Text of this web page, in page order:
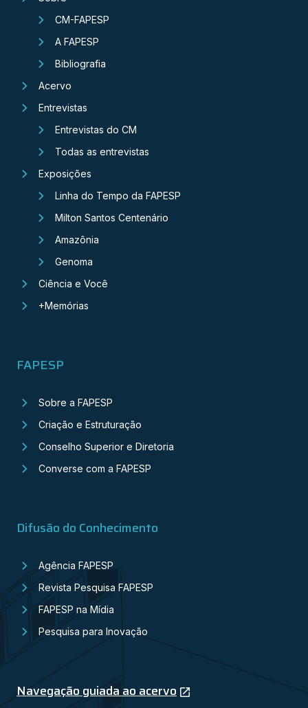
CM-FAPESP
A FAPESP
Bibliografia
Acervo
Entrevistas
Entrevistas do CM
Todas as entrevistas
Exposições
Linha do Tempo da FAPESP
Milton Santos Centenário
Amazônia
Genoma
Ciência e Você
+Memórias
FAPESP
Sobre a FAPESP
Criação e Estruturação
Conselho Superior e Diretoria
Converse com a FAPESP
Difusão do Conhecimento
Agência FAPESP
Revista Pesquisa FAPESP
FAPESP na Mídia
Pesquisa para Inovação
Navegação guiada ao acervo